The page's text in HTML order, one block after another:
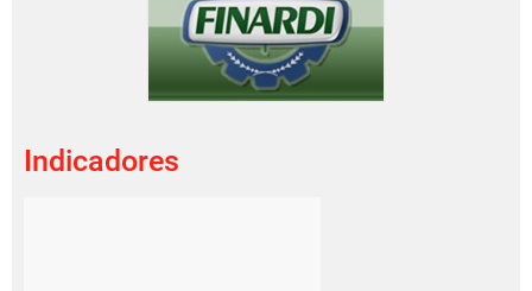
Indicadores